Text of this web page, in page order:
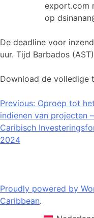
export.com
op
De deadline voor
uur. Tijd Barbados
Download de volledige
Bericht
navigatie
Previous: Oproep tot het
indienen van projecten –
Caribisch
2024
Proudly powered by
Caribbean.